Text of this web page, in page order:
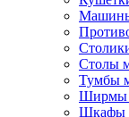
Столы
Тумбы
Ширмы
Шкафы